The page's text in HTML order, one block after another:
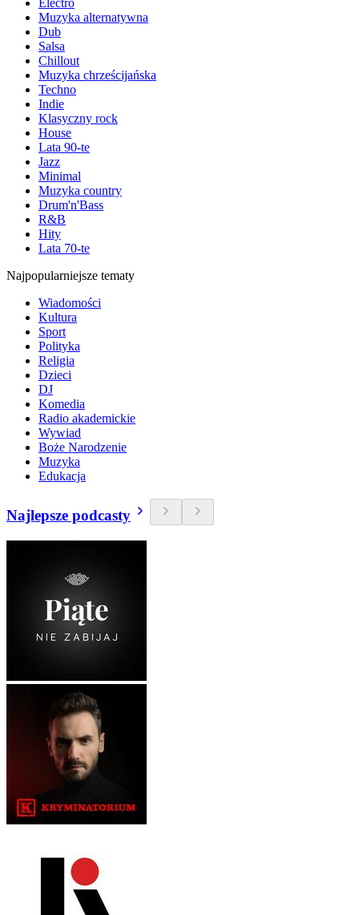
Electro
Muzyka alternatywna
Dub
Salsa
Chillout
Muzyka chrześcijańska
Techno
Indie
Klasyczny rock
House
Lata 90-te
Jazz
Minimal
Muzyka country
Drum'n'Bass
R&B
Hity
Lata 70-te
Najpopularniejsze tematy
Wiadomości
Kultura
Sport
Polityka
Religia
Dzieci
DJ
Komedia
Radio akademickie
Wywiad
Boże Narodzenie
Muzyka
Edukacja
Najlepsze podcasty